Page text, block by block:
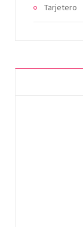
Tarjetero